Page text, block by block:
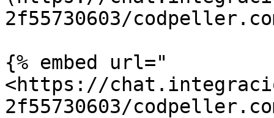
2f55730603/
{% embed url="
<https://
2f55730603/